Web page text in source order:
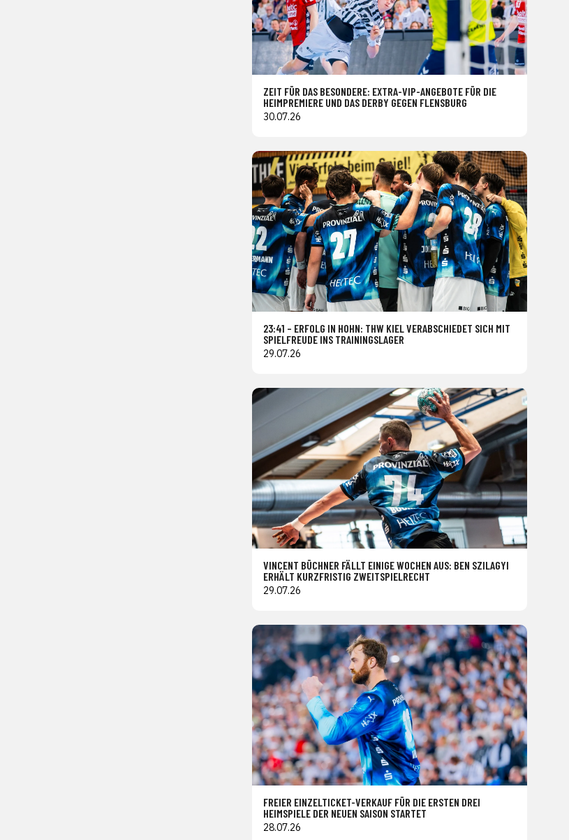
ZEIT FÜR DAS BESONDERE: EXTRA-VIP-ANGEBOTE FÜR DIE
HEIMPREMIERE UND DAS DERBY GEGEN FLENSBURG
30.07.26
23:41 – ERFOLG IN HOHN: THW KIEL VERABSCHIEDET SICH MIT
SPIELFREUDE INS TRAININGSLAGER
29.07.26
VINCENT BÜCHNER FÄLLT EINIGE WOCHEN AUS: BEN SZILAGYI
ERHÄLT KURZFRISTIG ZWEITSPIELRECHT
29.07.26
FREIER EINZELTICKET-VERKAUF FÜR DIE ERSTEN DREI
HEIMSPIELE DER NEUEN SAISON STARTET
28.07.26